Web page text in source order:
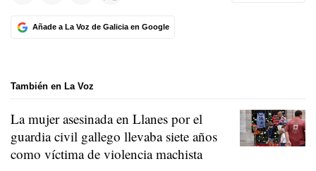
Añade a La Voz de Galicia en Google
También en La Voz
La mujer asesinada en Llanes por el
guardia civil gallego llevaba siete años
como víctima de violencia machista